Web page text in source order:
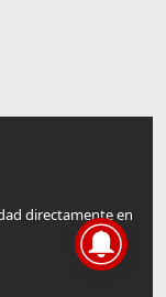
directamente en